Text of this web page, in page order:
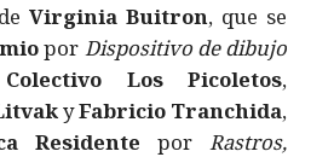
Virginia Buitron, que se
por Dispositivo de dibujo
Colectivo Los Picoletos,
yFabricio Tranchida,
Residente porRastros,